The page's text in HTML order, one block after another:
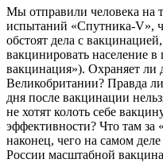
Мы отправили человека на
испытаний «Спутника-V»,
обстоят дела с
вакцинировать население
вакцинация»). Охраняет ли
Великобритании? Правда
дня после вакцинации
не хотят колоть себе
эффективности? Что там
наконец, чего на самом
России масштабной